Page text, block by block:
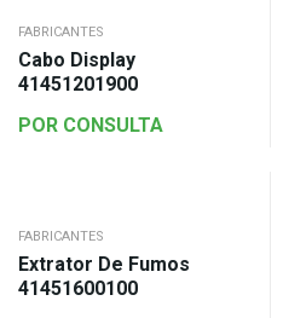
FABRICANTES
Cabo Display
41451201900
POR CONSULTA
FABRICANTES
Extrator De Fumos
41451600100